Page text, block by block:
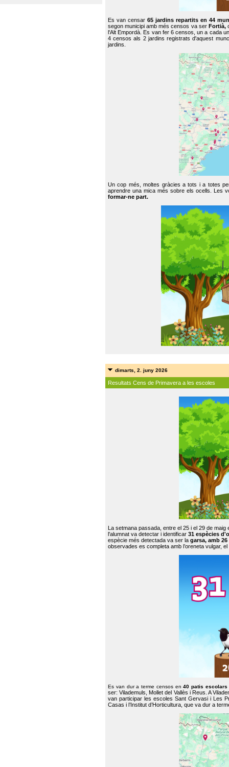
Es van censar65 jardins repartits en 44
segon municipi amb més censos va ser Fortià,
l'Alt Empordà. Es van fer 6 censos, un a cada
4 censos als 2 jardins registrats d'aquest
jardins.
Un cop més, moltes gràcies a tots i a totes
aprendre una mica més sobre els ocells. Les
formar-ne part.
dimarts, 2. juny 2026
Resultats Cens de Primavera a les escoles
La setmana passada, entre el 25 i el 29 de
l'alumnat va detectar i identificar 31 espècies
espècie més detectada va ser la garsa, amb
observades es completa amb l’oreneta vulgar,
Es van dur a terme censos en40 patis escolars
ser: Vilademuls, Mollet del Vallès i Reus. A
van participar les escoles Sant Gervasi i Les
Casas i l’Institut d’Horticultura, que va dur a